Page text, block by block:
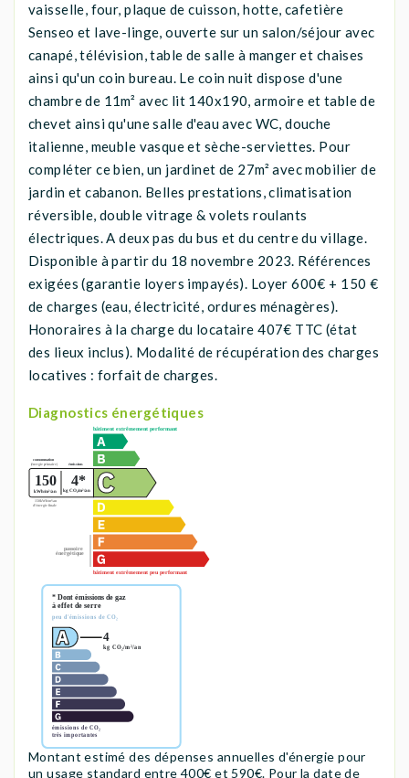
vaisselle, four, plaque de cuisson, hotte, cafetière
Senseo et lave-linge, ouverte sur un salon/séjour avec
canapé, télévision, table de salle à manger et chaises
ainsi qu'un coin bureau. Le coin nuit dispose d'une
chambre de 11m² avec lit 140x190, armoire et table de
chevet ainsi qu'une salle d'eau avec WC, douche
italienne, meuble vasque et sèche-serviettes. Pour
compléter ce bien, un jardinet de 27m² avec mobilier de
jardin et cabanon. Belles prestations, climatisation
réversible, double vitrage & volets roulants
électriques. A deux pas du bus et du centre du village.
Disponible à partir du 18 novembre 2023. Références
exigées (garantie loyers impayés). Loyer 600€ + 150 €
de charges (eau, électricité, ordures ménagères).
Honoraires à la charge du locataire 407€ TTC (état
des lieux inclus). Modalité de récupération des charges
locatives : forfait de charges.
Diagnostics énergétiques
Montant estimé des dépenses annuelles d'énergie pour
un usage standard entre 400€ et 590€. Pour la date de